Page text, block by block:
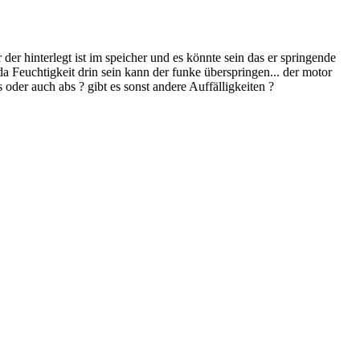
hinterlegt ist im speicher und es könnte sein das er springende
Feuchtigkeit drin sein kann der funke überspringen... der motor
auch abs ? gibt es sonst andere Auffälligkeiten ?